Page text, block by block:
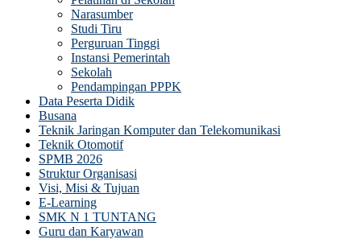
Narasumber
Studi Tiru
Perguruan Tinggi
Instansi Pemerintah
Sekolah
Pendampingan PPPK
Data Peserta Didik
Busana
Teknik Jaringan Komputer dan Telekomunikasi
Teknik Otomotif
SPMB 2026
Struktur Organisasi
Visi, Misi & Tujuan
E-Learning
SMK N 1 TUNTANG
Guru dan Karyawan